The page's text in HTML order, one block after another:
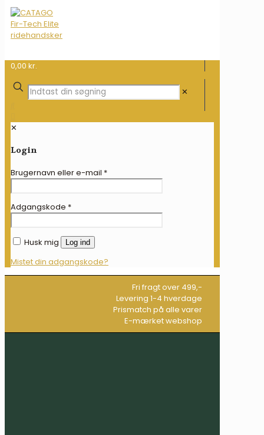
0,00 kr.
✕
✕
Login
Brugernavn eller e-mail *
Adgangskode *
Husk mig Log ind
Mistet din adgangskode?
Fri fragt over 499,-
Levering 1-4 hverdage
Prismatch på alle varer
E-mærket webshop